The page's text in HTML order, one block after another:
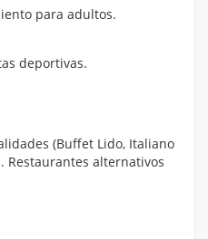
para adultos.
deportivas.
(Buffet Lido, Italiano
Restaurantes alternativos